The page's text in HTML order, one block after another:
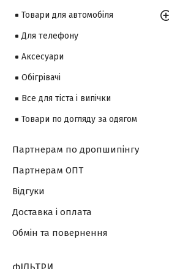
Товари для автомобіля
Для телефону
Аксесуари
Обігрівачі
Все для тіста і випічки
Товари по догляду за одягом
Партнерам по дропшипінгу
Партнерам ОПТ
Відгуки
Доставка і оплата
Обмін та повернення